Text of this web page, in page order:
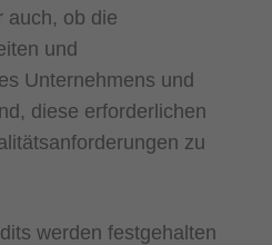
auch, ob die
und
Unternehmens und
diese erforderlichen
zu
werden festgehalten